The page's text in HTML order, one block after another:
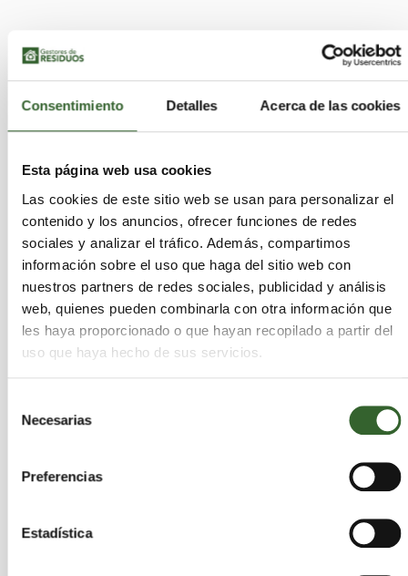
Consentimiento Detalles Acerca de las cookies
Esta página web usa cookies
Las cookies de este sitio web se usan para personalizar el
contenido y los anuncios, ofrecer funciones de redes
sociales y analizar el tráfico. Además, compartimos
información sobre el uso que haga del sitio web con
nuestros partners de redes sociales, publicidad y análisis
web, quienes pueden combinarla con otra información que
les haya proporcionado o que hayan recopilado a partir del
uso que haya hecho de sus servicios.
Necesarias
Preferencias
Estadística
el desperdicio de alimentos. A partir de julio de
2014, las grandes extensiones de desechos de
comida comercial enMassachusettsse van a
convertir en energía a través de los digestores
por la administración del gobernador
Patrick. En agosto,Boston empezó su primer
programa de compostaje público, invitando a los
residentes a dejar restos de comida de forma
gratuita en los mercados de la ciudad.
ViaAssociated Press
Bruno (cc)